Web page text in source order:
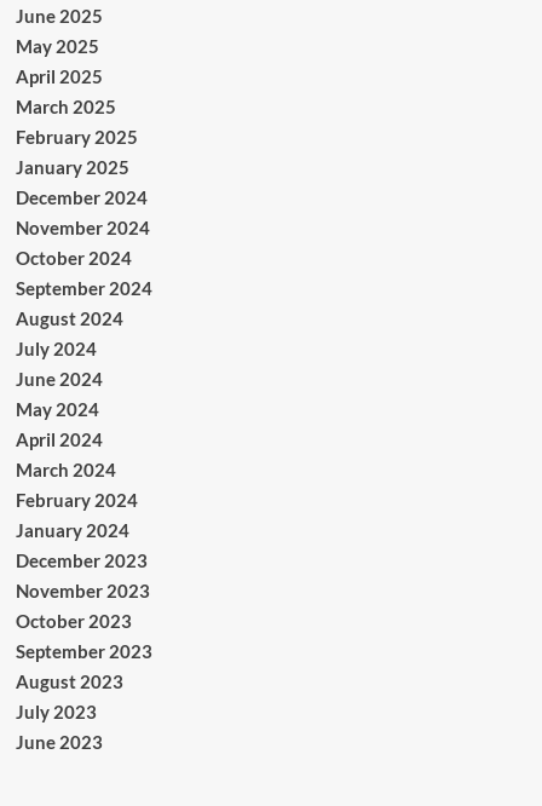
June 2025
May 2025
April 2025
March 2025
February 2025
January 2025
December 2024
November 2024
October 2024
September 2024
August 2024
July 2024
June 2024
May 2024
April 2024
March 2024
February 2024
January 2024
December 2023
November 2023
October 2023
September 2023
August 2023
July 2023
June 2023